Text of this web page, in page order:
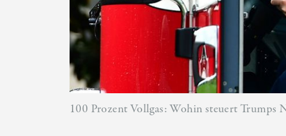
100 Prozent Vollgas: Wohin steuert Trumps